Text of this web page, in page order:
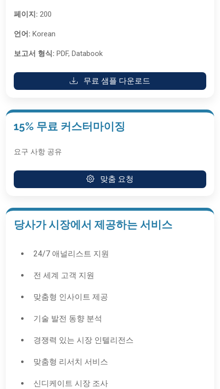
페이지: 200
언어: Korean
보고서 형식: PDF, Databook
무료 샘플 다운로드
15% 무료 커스터마이징
요구 사항 공유
맞춤 요청
당사가 시장에서 제공하는 서비스
24/7 애널리스트 지원
전 세계 고객 지원
맞춤형 인사이트 제공
기술 발전 동향 분석
경쟁력 있는 시장 인텔리전스
맞춤형 리서치 서비스
신디케이트 시장 조사